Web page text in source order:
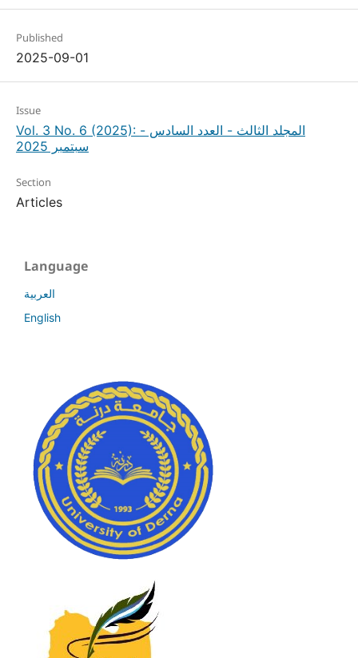
Published
2025-09-01
Issue
Vol. 3 No. 6 (2025): المجلد الثالث - العدد السادس -
سبتمبر 2025
Section
Articles
Language
العربية
English